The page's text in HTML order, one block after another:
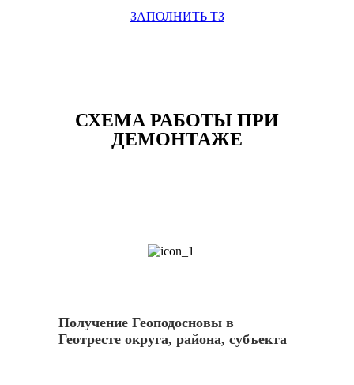
ЗАПОЛНИТЬ ТЗ
СХЕМА РАБОТЫ ПРИ
ДЕМОНТАЖЕ
Получение Геоподосновы в
Геотресте округа, района, субъекта